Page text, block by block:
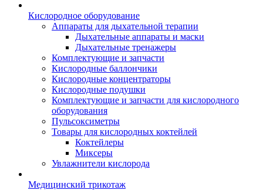
Кислородное оборудование
Аппараты для дыхательной терапии
Дыхательные аппараты и маски
Дыхательные тренажеры
Комплектующие и запчасти
Кислородные баллончики
Кислородные концентраторы
Кислородные подушки
Комплектующие и запчасти для кислородного
оборудования
Пульсоксиметры
Товары для кислородных коктейлей
Коктейлеры
Миксеры
Увлажнители кислорода
Медицинский трикотаж